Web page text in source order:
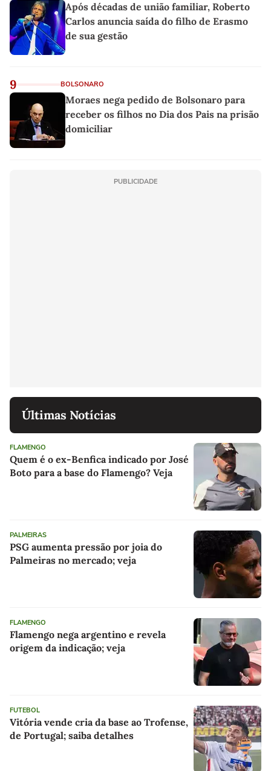
Após décadas de união familiar, Roberto
Carlos anuncia saída do filho de Erasmo
de sua gestão
9 BOLSONARO
Moraes nega pedido de Bolsonaro para
receber os filhos no Dia dos Pais na prisão
domiciliar
PUBLICIDADE
Últimas Notícias
FLAMENGO
Quem é o ex-Benfica indicado por José
Boto para a base do Flamengo? Veja
PALMEIRAS
PSG aumenta pressão por joia do
Palmeiras no mercado; veja
FLAMENGO
Flamengo nega argentino e revela
origem da indicação; veja
FUTEBOL
Vitória vende cria da base ao Trofense,
de Portugal; saiba detalhes